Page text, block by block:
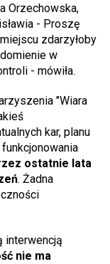
Orzechowska,
- Proszę
zdarzyłoby
w
- mówiła.
"Wiara
kar, planu
ostatnie lata
. Żadna
interwencją
nie ma